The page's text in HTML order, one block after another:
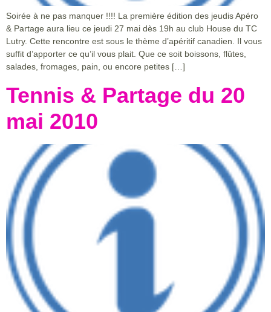
Soirée à ne pas manquer !!!! La première édition des jeudis Apéro
& Partage aura lieu ce jeudi 27 mai dès 19h au club House du TC
Lutry. Cette rencontre est sous le thème d’apéritif canadien. Il vous
suffit d’apporter ce qu’il vous plait. Que ce soit boissons, flûtes,
salades, fromages, pain, ou encore petites […]
Tennis & Partage du 20
mai 2010